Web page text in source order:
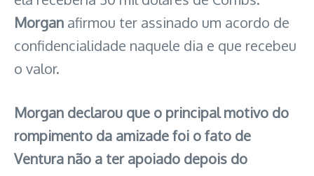
Morgan afirmou ter assinado um acordo de
confidencialidade naquele dia e que recebeu
o valor.
Morgan declarou que o principal motivo do
rompimento da amizade foi o fato de
Ventura não a ter apoiado depois do